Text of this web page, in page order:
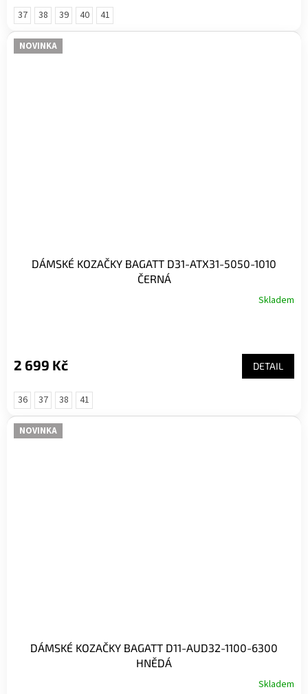
hvězdiček.
37 38 39 40 41
NOVINKA
DÁMSKÉ KOZAČKY BAGATT D31-ATX31-5050-1010
ČERNÁ
Skladem
2 699 Kč DETAIL
36 37 38 41
NOVINKA
DÁMSKÉ KOZAČKY BAGATT D11-AUD32-1100-6300
HNĚDÁ
Skladem